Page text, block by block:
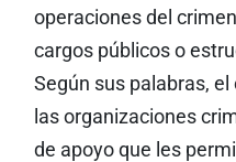
operaciones del
cargos públicos o
Según sus palabras,
las organizaciones
de apoyo que les